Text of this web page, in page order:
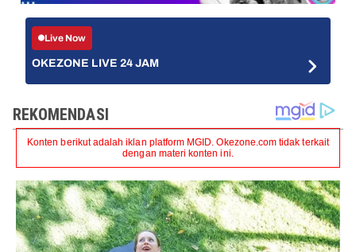
Live Now
OKEZONE LIVE 24 JAM